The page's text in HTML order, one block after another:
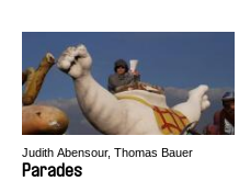
Judith Abensour, Thomas Bauer
Parades